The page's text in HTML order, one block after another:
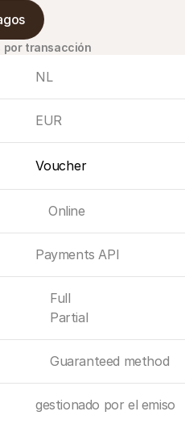
por transacción
NL
EUR
Voucher
Online
Payments API
Full
Partial
Guaranteed method
gestionado por el emiso